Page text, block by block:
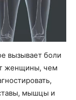
вызывает боли
женщины, чем
мышцы и